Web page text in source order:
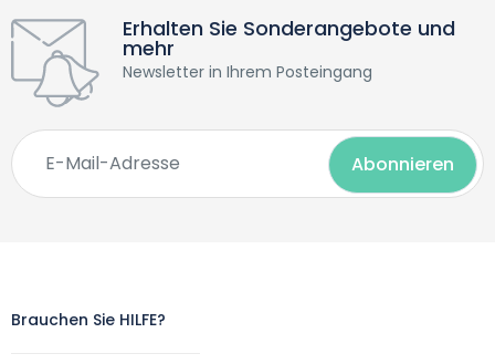
Erhalten Sie Sonderangebote und
mehr
Newsletter in Ihrem Posteingang
Brauchen Sie HILFE?